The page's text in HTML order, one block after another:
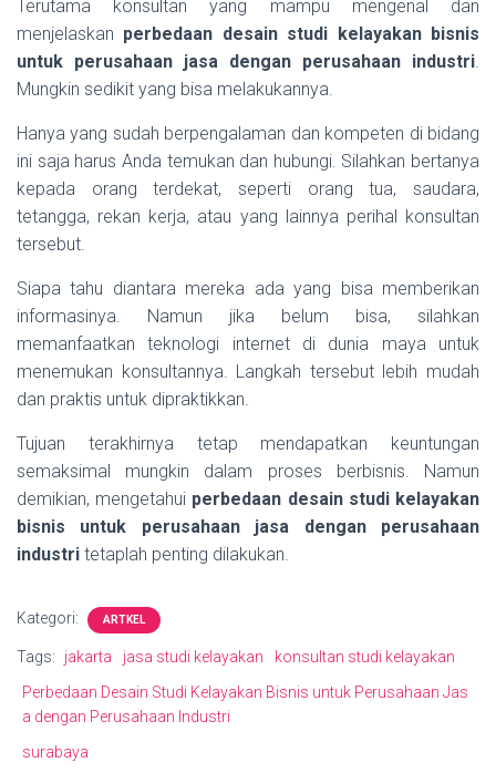
Terutama konsultan yang mampu mengenal dan
menjelaskan perbedaan desain studi kelayakan bisnis
untuk perusahaan jasa dengan perusahaan industri.
Mungkin sedikit yang bisa melakukannya.
Hanya yang sudah berpengalaman dan kompeten di bidang
ini saja harus Anda temukan dan hubungi. Silahkan bertanya
kepada orang terdekat, seperti orang tua, saudara,
tetangga, rekan kerja, atau yang lainnya perihal konsultan
tersebut.
Siapa tahu diantara mereka ada yang bisa memberikan
informasinya. Namun jika belum bisa, silahkan
memanfaatkan teknologi internet di dunia maya untuk
menemukan konsultannya. Langkah tersebut lebih mudah
dan praktis untuk dipraktikkan.
Tujuan terakhirnya tetap mendapatkan keuntungan
semaksimal mungkin dalam proses berbisnis. Namun
demikian, mengetahui perbedaan desain studi kelayakan
bisnis untuk perusahaan jasa dengan perusahaan
industri tetaplah penting dilakukan.
Kategori: ARTKEL
Tags: jakarta jasa studi kelayakan
konsultan studi kelayakan
Perbedaan Desain Studi Kelayakan Bisnis untuk Perusahaan Jas
a dengan Perusahaan Industri
surabaya